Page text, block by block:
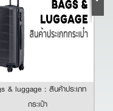
& luggage : สินค้าประเภท
กระเป๋า